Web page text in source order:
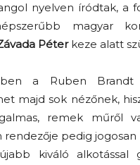
nyelven íródtak, a
magyar
Péterkeze alatt
a Ruben
majd sok nézőnek,
remek műről
rendezője pedig
kiváló alkotással